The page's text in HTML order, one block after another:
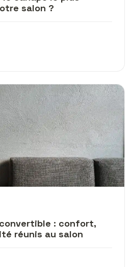
salon ?
convertible : confort,
réunis au salon